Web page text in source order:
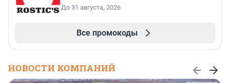
До 31 августа, 2026
Все промокоды
НОВОСТИ КОМПАНИЙ